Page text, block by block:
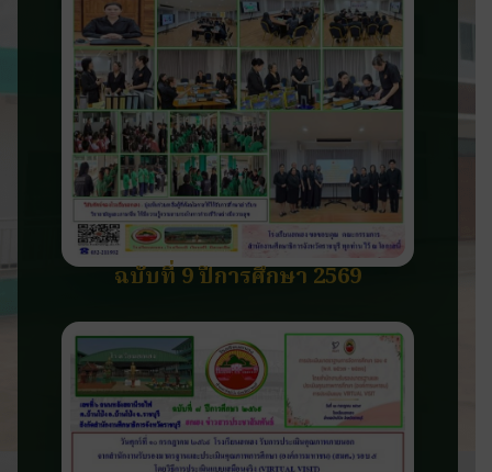
ฉบับที่ 9 ปีการศึกษา 2569